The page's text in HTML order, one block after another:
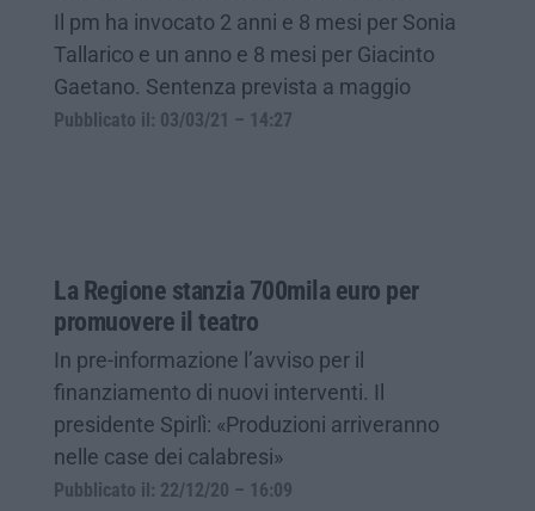
Il pm ha invocato 2 anni e 8 mesi per Sonia
Tallarico e un anno e 8 mesi per Giacinto
Gaetano. Sentenza prevista a maggio
Pubblicato il: 03/03/21 – 14:27
La Regione stanzia 700mila euro per
promuovere il teatro
In pre-informazione l’avviso per il
finanziamento di nuovi interventi. Il
presidente Spirlì: «Produzioni arriveranno
nelle case dei calabresi»
Pubblicato il: 22/12/20 – 16:09